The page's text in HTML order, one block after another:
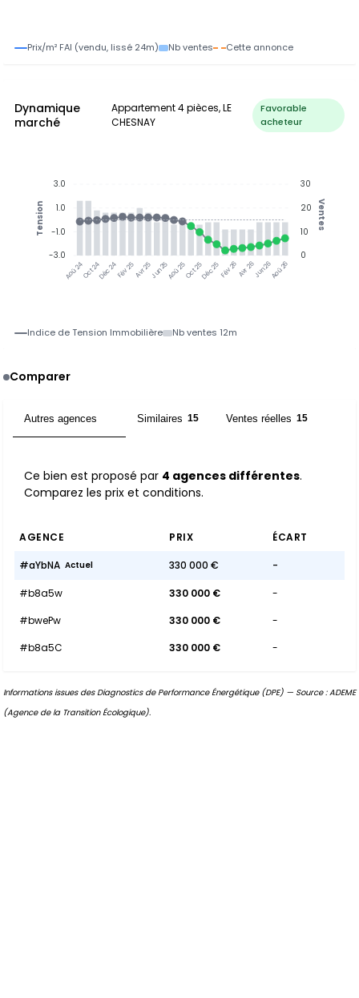
Prix/m² FAI (vendu, lissé 24m) Nb ventes Cette annonce
Dynamique
marché
Appartement 4 pièces, LE
CHESNAY
Favorable
acheteur
Aoû 24Oct 24Déc 24Fév 25Avr 25Jun 25Aoû 25Oct 25Déc 25Fév 26Avr 26Jun 26Aoû 26
30
20
10
0
Ventes
3.0
1.0
-1.0
-3.0
Tension
Indice de Tension Immobilière Nb ventes 12m
Comparer
Autres agences Similaires 15 Ventes réelles 15
Ce bien est proposé par 4 agences différentes.
Comparez les prix et conditions.
AGENCE PRIX ÉCART
#aYbNA Actuel 330 000 € -
#b8a5w 330 000 €
-
#bwePw
330 000 €
-
#b8a5C
330 000 € -
Informations issues des Diagnostics de Performance Énergétique (DPE) — Source : ADEME
(Agence de la Transition Écologique).